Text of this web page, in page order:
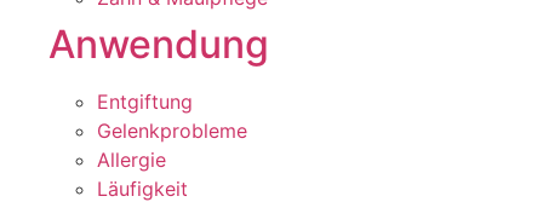
Anwendung
Entgiftung
Gelenkprobleme
Allergie
Läufigkeit